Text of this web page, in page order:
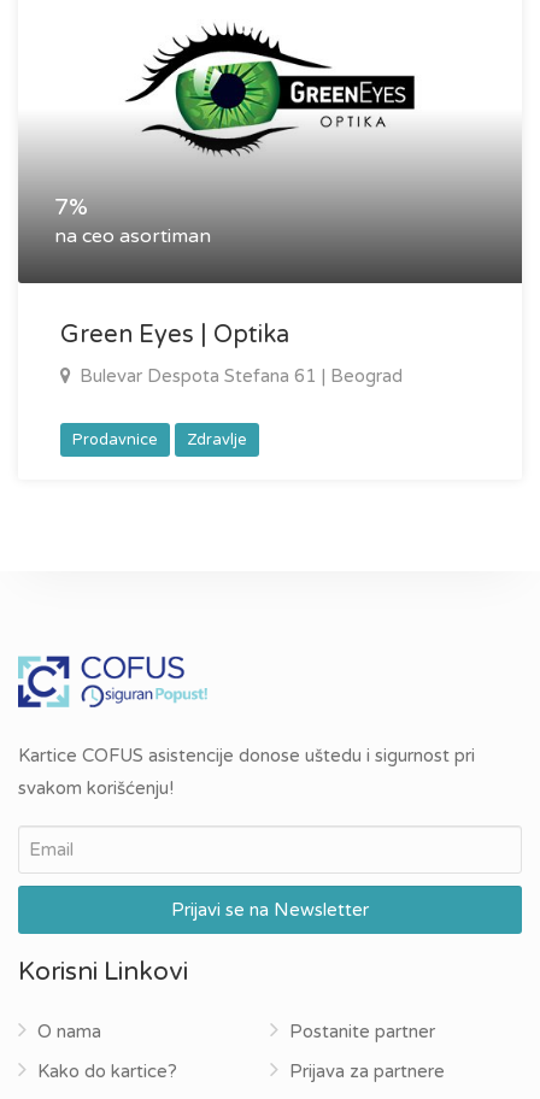
7%
na ceo asortiman
Green Eyes | Optika
Bulevar Despota Stefana 61 | Beograd
Prodavnice Zdravlje
Kartice COFUS asistencije donose uštedu i sigurnost pri
svakom korišćenju!
Korisni Linkovi
O nama
Kako do kartice?
Postanite partner
Prijava za partnere